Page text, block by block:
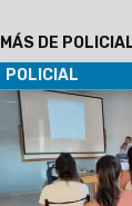
MÁS DE
POLICIAL
05/11/2024
meses y está
Quipildor y
U.A.F. (Unión
encuentros son